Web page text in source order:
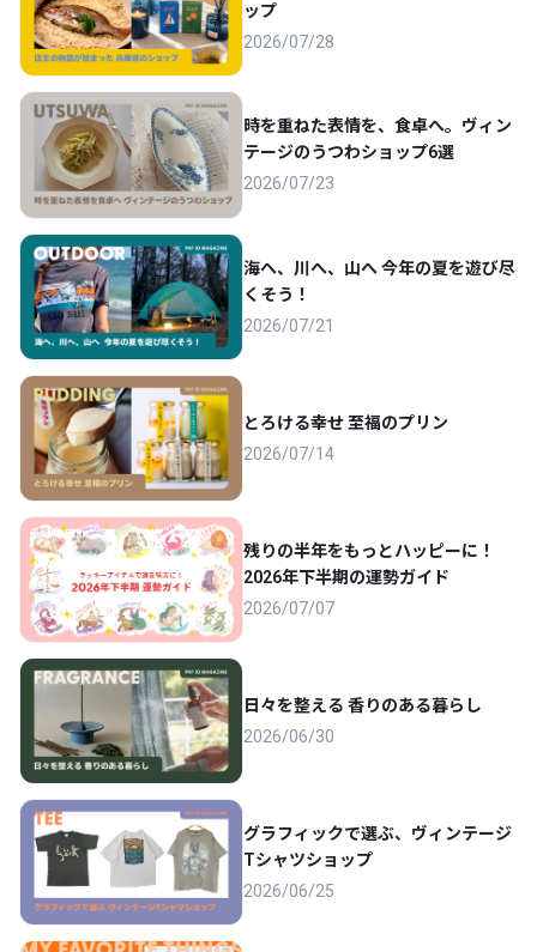
ップ
2026/07/28
時を重ねた表情を、食卓へ。ヴィン
テージのうつわショップ6選
2026/07/23
海へ、川へ、山へ 今年の夏を遊び尽
くそう！
2026/07/21
とろける幸せ 至福のプリン
2026/07/14
残りの半年をもっとハッピーに！
2026年下半期の運勢ガイド
2026/07/07
日々を整える 香りのある暮らし
2026/06/30
グラフィックで選ぶ、ヴィンテージ
Tシャツショップ
2026/06/25